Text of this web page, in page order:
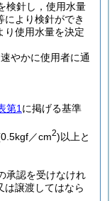
検針し，使用水量
により検針ができ
り使用水量を決定
やかに使用者に通
第1 に掲げる基準
／cm2)以上と
承認を受けなけれ
は譲渡してはなら